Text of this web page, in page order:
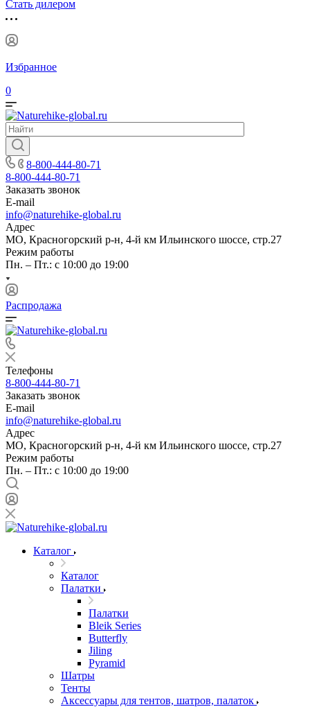
Стать дилером
Избранное
0
8-800-444-80-71
8-800-444-80-71
Заказать звонок
E-mail
info@naturehike-global.ru
Адрес
МО, Красногорский р-н, 4-й км Ильинского шоссе, стр.27
Режим работы
Пн. – Пт.: с 10:00 до 19:00
Распродажа
Телефоны
8-800-444-80-71
Заказать звонок
E-mail
info@naturehike-global.ru
Адрес
МО, Красногорский р-н, 4-й км Ильинского шоссе, стр.27
Режим работы
Пн. – Пт.: с 10:00 до 19:00
Каталог
Каталог
Палатки
Палатки
Bleik Series
Butterfly
Jiling
Pyramid
Шатры
Тенты
Аксессуары для тентов, шатров, палаток